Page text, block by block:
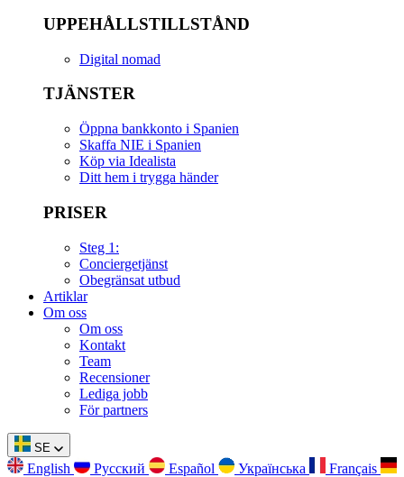
UPPEHÅLLSTILLSTÅND
Digital nomad
TJÄNSTER
Öppna bankkonto i Spanien
Skaffa NIE i Spanien
Köp via Idealista
Ditt hem i trygga händer
PRISER
Steg 1:
Conciergetjänst
Obegränsat utbud
Artiklar
Om oss
Om oss
Kontakt
Team
Recensioner
Lediga jobb
För partners
SE
English Русский Español Українська
Français